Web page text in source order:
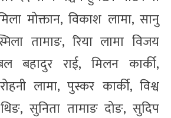
मोक्तान, विकाश लामा, सानु
तामाङ, रिया लामा विजय
बहादुर राई, मिलन कार्की,
लामा, पुस्कर कार्की, विश्व
सुनिता तामाङ दोङ, सुदिप